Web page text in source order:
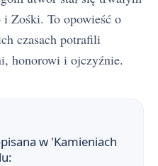
Zośki. To opowieść o
czasach potrafili
honorowi i ojczyźnie.
w 'Kamieniach